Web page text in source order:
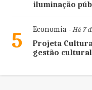
iluminação
5 Economia- Há 7
Projeta
gestão cultural